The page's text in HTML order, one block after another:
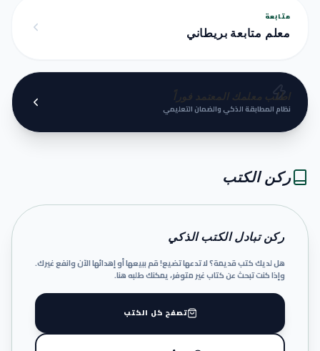
متابعة
معلم متابعة بريطاني
اطلب معلمك المعتمد فوراً
نظام المطابقة الذكي والضمان التعليمي
ركن الكتب
ركن تبادل الكتب الذكي
هل لديك كتب قديمة؟ لا تدعها تضيع! قم ببيعها أو إهدائها الآن وانفع غيرك.
وإذا كنت تبحث عن كتاب غير متوفر، يمكنك طلبه هنا.
تصفح كل الكتب